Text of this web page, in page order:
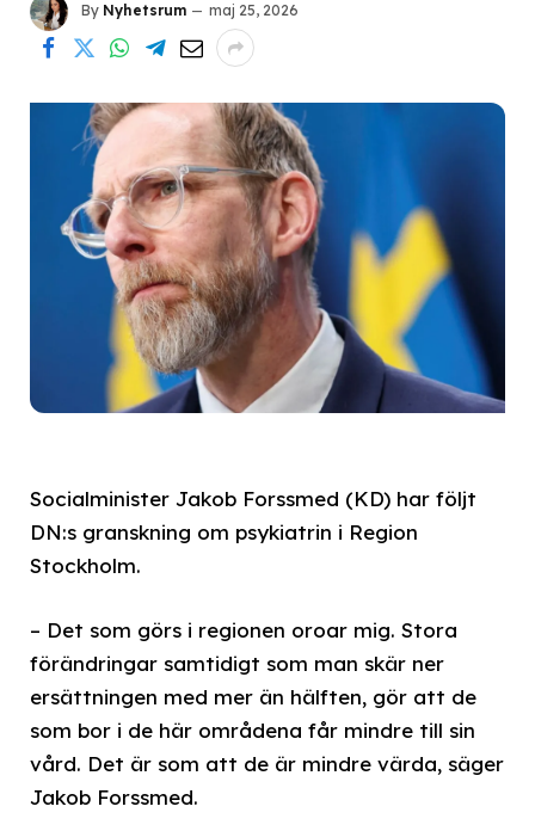
By Nyhetsrum maj 25, 2026
Socialminister Jakob Forssmed (KD) har följt
DN:s granskning om psykiatrin i Region
Stockholm.
– Det som görs i regionen oroar mig. Stora
förändringar samtidigt som man skär ner
ersättningen med mer än hälften, gör att de
som bor i de här områdena får mindre till sin
vård. Det är som att de är mindre värda, säger
Jakob Forssmed.